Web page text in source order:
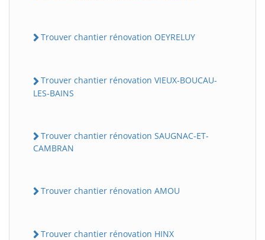
Trouver chantier rénovation OEYRELUY
Trouver chantier rénovation VIEUX-BOUCAU-
LES-BAINS
Trouver chantier rénovation SAUGNAC-ET-
CAMBRAN
Trouver chantier rénovation AMOU
Trouver chantier rénovation HINX